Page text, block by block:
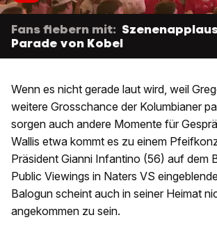
Fans fiebern mit:
Parade von Kobel
Wenn es nicht gerade laut wird, weil
weitere Grosschance der Kolumbianer
sorgen auch andere Momente für
Wallis etwa kommt es zu einem
Präsident Gianni Infantino (56) auf dem
Public Viewings in Naters VS
Balogun scheint auch in seiner Heimat
angekommen zu sein.